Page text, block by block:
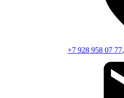
+7 928 958 07 77,